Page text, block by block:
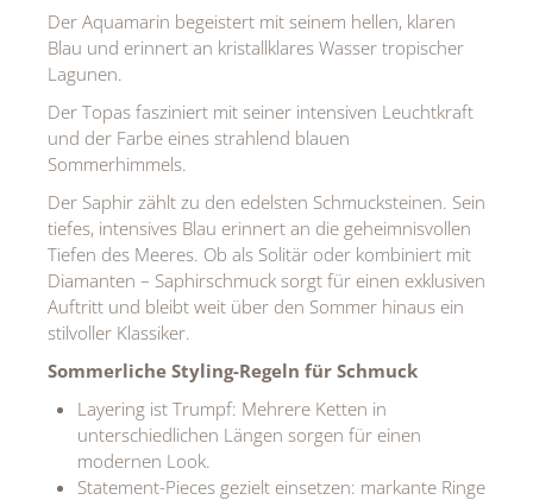
Der Aquamarin begeistert mit seinem hellen, klaren
Blau und erinnert an kristallklares Wasser tropischer
Lagunen.
Der Topas fasziniert mit seiner intensiven Leuchtkraft
und der Farbe eines strahlend blauen
Sommerhimmels.
Der Saphir zählt zu den edelsten Schmucksteinen. Sein
tiefes, intensives Blau erinnert an die geheimnisvollen
Tiefen des Meeres. Ob als Solitär oder kombiniert mit
Diamanten – Saphirschmuck sorgt für einen exklusiven
Auftritt und bleibt weit über den Sommer hinaus ein
stilvoller Klassiker.
Sommerliche Styling-Regeln für Schmuck
Layering ist Trumpf: Mehrere Ketten in
unterschiedlichen Längen sorgen für einen
modernen Look.
Statement-Pieces gezielt einsetzen: markante Ringe